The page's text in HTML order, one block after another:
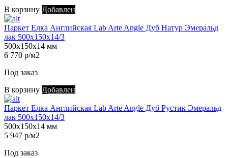
В корзину Добавлен
Паркет Елка Английская Lab Arte Angle Дуб Натур Эмеральд
лак 500х150х14/3
500х150х14 мм
6 770 р/м2
Под заказ
В корзину Добавлен
Паркет Елка Английская Lab Arte Angle Дуб Рустик Эмеральд
лак 500х150х14/3
500х150х14 мм
5 947 р/м2
Под заказ